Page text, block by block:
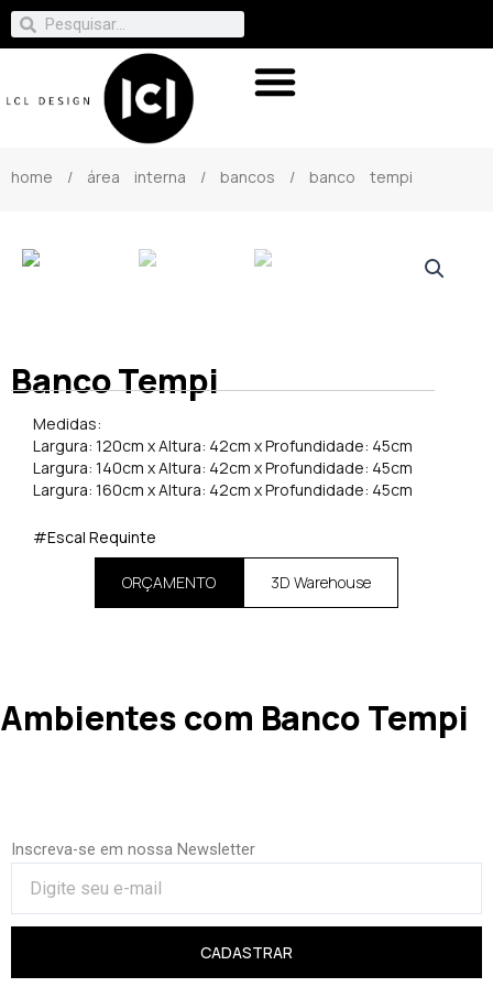
home / área interna / bancos / banco tempi
Banco Tempi
Medidas:
Largura: 120cm x Altura: 42cm x Profundidade: 45cm
Largura: 140cm x Altura: 42cm x Profundidade: 45cm
Largura: 160cm x Altura: 42cm x Profundidade: 45cm
#Escal Requinte
ORÇAMENTO 3D Warehouse
Ambientes com Banco Tempi
Inscreva-se em nossa Newsletter
CADASTRAR